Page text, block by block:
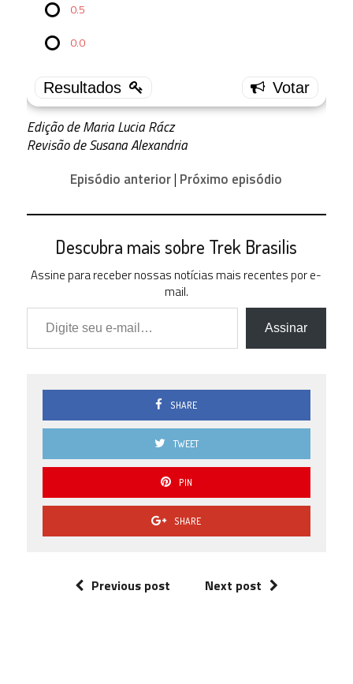
0.5
0.0
1 ( 10 % )
2 ( 20 % )
0.5
0 ( 0 % )
0.0
Edição de Maria Lucia Rácz
Revisão de Susana Alexandria
Episódio anterior| Próximo episódio
Descubra mais sobre Trek Brasilis
Assine para receber nossas notícias mais recentes por e-
mail.
Digite seu e-mail…
Assinar
SHARE
TWEET
PIN
SHARE
Previous post Next post